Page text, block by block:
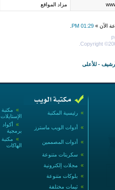
مزاد المواقع
الآن » 01:29 PM
Copyright
- للأعلى
» مكتبة
الإستايلات
» رئيسية المكتبة
» أكواد
برمجية
» أدوات الويب ماسترز
» مكتبة
الهاكات
» أدوات المصممين
» سكربتات متنوعة
» مجلات إلكترونية
» بلوكات متنوعة
» ثيمات مختلفة